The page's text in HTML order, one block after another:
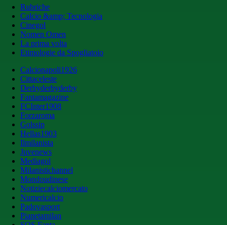
Rubriche
Calcio &amp; Tecnologia
Cinegol
Nomen Omen
La prima volta
Etimologie da Spogliatoio
Calcionapoli1926
Cittaceleste
Derbyderbyderby
Fantamagazine
FCInter1908
Forzaroma
Golssip
Hellas1903
Ilmilanista
Juvenews
Mediagol
Milanistichannel
Mondoudinese
Notiziecalciomercato
Numericalcio
Padovasport
Pianetamilan